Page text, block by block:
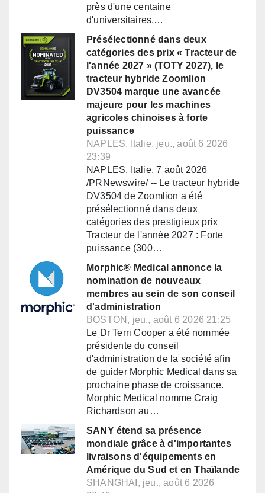
près d'une centaine
d'universitaires,…
Présélectionné dans deux
catégories des prix « Tracteur de
l'année 2027 » (TOTY 2027), le
tracteur hybride Zoomlion
DV3504 marque une avancée
majeure pour les machines
agricoles chinoises à forte
puissance
NAPLES, Italie, jeu., août 6 2026
23:39
NAPLES, Italie, 7 août 2026
/PRNewswire/ -- Le tracteur hybride
DV3504 de Zoomlion a été
présélectionné dans deux
catégories des prestigieux prix
Tracteur de l'année 2027 : Forte
puissance (300…
Morphic® Medical annonce la
nomination de nouveaux
membres au sein de son conseil
d'administration
BOSTON, jeu., août 6 2026 21:25
Le Dr Terri Cooper a été nommée
présidente du conseil
d'administration de la société afin
de guider Morphic Medical dans sa
prochaine phase de croissance.
Morphic Medical nomme Craig
Richardson au…
SANY étend sa présence
mondiale grâce à d'importantes
livraisons d'équipements en
Amérique du Sud et en Thaïlande
SHANGHAI, jeu., août 6 2026